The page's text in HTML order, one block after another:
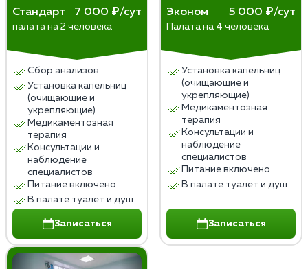
Стандарт 7 000 ₽/сут
палата на 2 человека
Сбор анализов
Установка капельниц
(очищающие и
укрепляющие)
Медикаментозная
терапия
Консультации и
наблюдение
специалистов
Питание включено
В палате туалет и душ
Записаться
Эконом 5 000 ₽/сут
Палата на 4 человека
Установка капельниц
(очищающие и
укрепляющие)
Медикаментозная
терапия
Консультации и
наблюдение
специалистов
Питание включено
В палате туалет и душ
Записаться